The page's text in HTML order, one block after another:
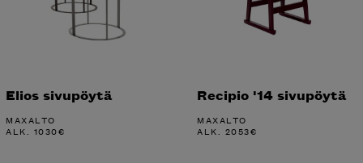
Elios sivupöytä
MAXALTO
ALK. 1030€
Recipio '14 sivupöytä
MAXALTO
ALK. 2053€